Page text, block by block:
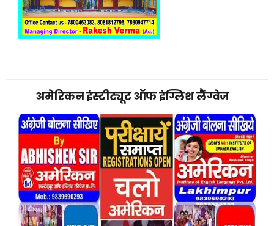
अमेरिकन इंस्टीट्यूट ऑफ इंग्लिश लैंग्वेज